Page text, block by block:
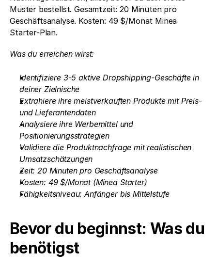
Muster bestellst. Gesamtzeit: 20 Minuten pro
Geschäftsanalyse. Kosten: 49 $/Monat Minea
Starter-Plan.
Was du erreichen wirst:
Identifiziere 3-5 aktive Dropshipping-Geschäfte in
deiner Zielnische
Extrahiere ihre meistverkauften Produkte mit Preis-
und Lieferantendaten
Analysiere ihre Werbemittel und
Positionierungsstrategien
Validiere die Produktnachfrage mit realistischen
Umsatzschätzungen
Zeit: 20 Minuten pro Geschäftsanalyse
Kosten: 49 $/Monat (Minea Starter)
Fähigkeitsniveau: Anfänger bis Mittelstufe
Bevor du beginnst: Was du
benötigst